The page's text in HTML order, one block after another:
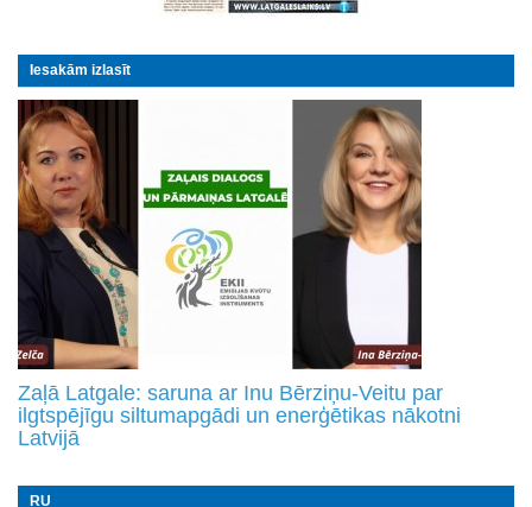
Iesakām izlasīt
Zaļā Latgale: saruna ar Inu Bērziņu-Veitu par
ilgtspējīgu siltumapgādi un enerģētikas nākotni
Latvijā
RU